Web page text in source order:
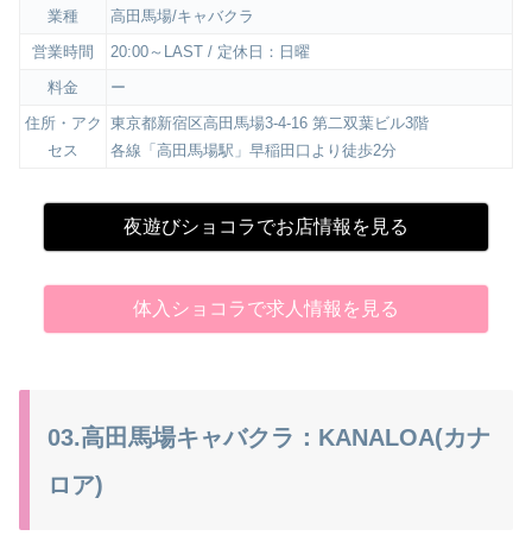
業種
高田馬場/キャバクラ
営業時間
20:00～LAST / 定休日：日曜
料金
ー
住所・アク
セス
東京都新宿区高田馬場3-4-16 第二双葉ビル3階
各線「高田馬場駅」早稲田口より徒歩2分
夜遊びショコラでお店情報を見る
体入ショコラで求人情報を見る
03.高田馬場キャバクラ：KANALOA(カナ
ロア)